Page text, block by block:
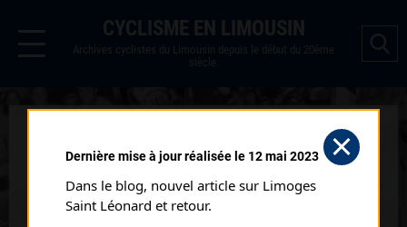
CYCLISME EN LIMOUSIN
Archives cyclistes du Limousin depuis le début du 20ème
siècle.
CHAMPAGNAC LA RIVIÈRE
MINIMES
Courses ayant eu lieu:
Dernière mise à jour réalisée le 12 mai 2023
Dans le blog, nouvel article sur Limoges
Saint Léonard et retour.